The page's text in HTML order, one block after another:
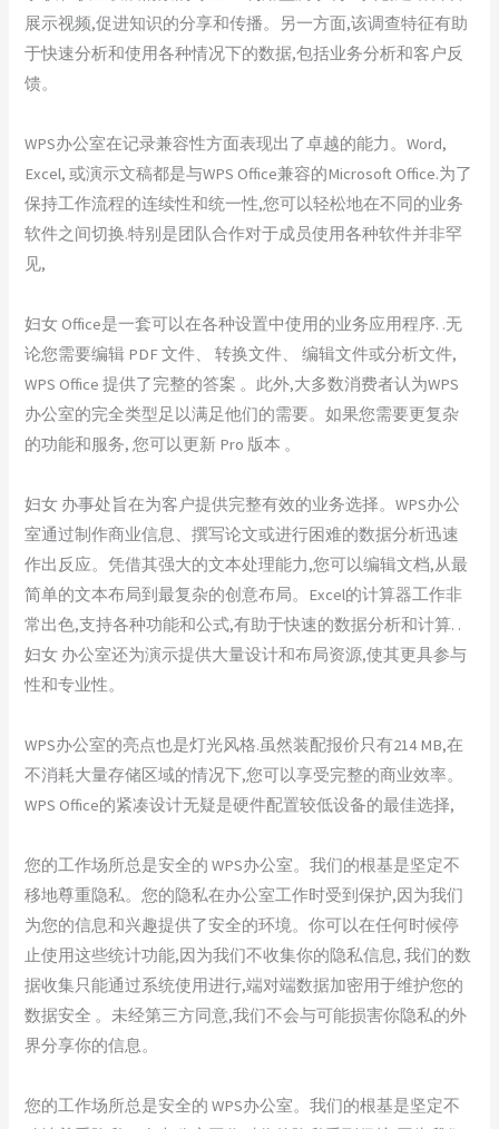
展示视频,促进知识的分享和传播。另一方面,该调查特征有助
于快速分析和使用各种情况下的数据,包括业务分析和客户反
馈。
WPS办公室在记录兼容性方面表现出了卓越的能力。Word,
Excel, 或演示文稿都是与WPS Office兼容的Microsoft Office.为了
保持工作流程的连续性和统一性,您可以轻松地在不同的业务
软件之间切换.特别是团队合作对于成员使用各种软件并非罕
见,
妇女 Office是一套可以在各种设置中使用的业务应用程序. .无
论您需要编辑 PDF 文件、 转换文件、 编辑文件或分析文件,
WPS Office 提供了完整的答案 。此外,大多数消费者认为WPS
办公室的完全类型足以满足他们的需要。如果您需要更复杂
的功能和服务, 您可以更新 Pro 版本 。
妇女 办事处旨在为客户提供完整有效的业务选择。WPS办公
室通过制作商业信息、撰写论文或进行困难的数据分析迅速
作出反应。凭借其强大的文本处理能力,您可以编辑文档,从最
简单的文本布局到最复杂的创意布局。Excel的计算器工作非
常出色,支持各种功能和公式,有助于快速的数据分析和计算. .
妇女 办公室还为演示提供大量设计和布局资源,使其更具参与
性和专业性。
WPS办公室的亮点也是灯光风格.虽然装配报价只有214 MB,在
不消耗大量存储区域的情况下,您可以享受完整的商业效率。
WPS Office的紧凑设计无疑是硬件配置较低设备的最佳选择,
您的工作场所总是安全的 WPS办公室。我们的根基是坚定不
移地尊重隐私。您的隐私在办公室工作时受到保护,因为我们
为您的信息和兴趣提供了安全的环境。你可以在任何时候停
止使用这些统计功能,因为我们不收集你的隐私信息, 我们的数
据收集只能通过系统使用进行,端对端数据加密用于维护您的
数据安全 。未经第三方同意,我们不会与可能损害你隐私的外
界分享你的信息。
您的工作场所总是安全的 WPS办公室。我们的根基是坚定不